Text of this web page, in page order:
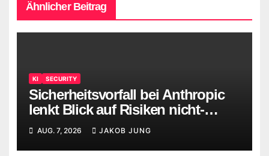
Ähnlicher Beitrag
KI SECURITY
Sicherheitsvorfall bei Anthropic
lenkt Blick auf Risiken nicht-
menschlicher Identitäten
AUG. 7, 2026 JAKOB JUNG